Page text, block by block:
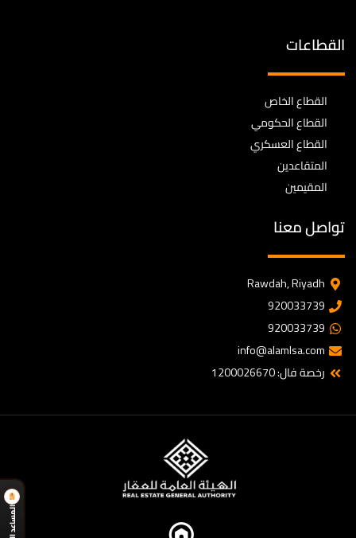
القطاعات
القطاع الخاص
القطاع الحكومي
القطاع العسكري
المتقاعدين
المقيمين
تواصل معنا
Rawdah, Riyadh
920033739
920033739
info@alamlsa.com
رخصة فال: 1200026670